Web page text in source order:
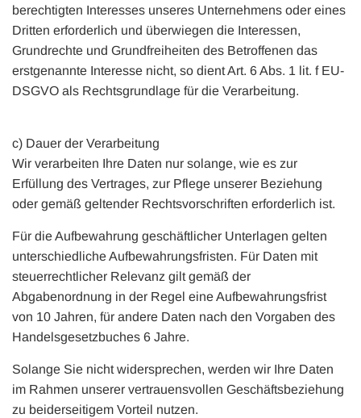
berechtigten Interesses unseres Unternehmens oder eines
Dritten erforderlich und überwiegen die Interessen,
Grundrechte und Grundfreiheiten des Betroffenen das
erstgenannte Interesse nicht, so dient Art. 6 Abs. 1 lit. f EU-
DSGVO als Rechtsgrundlage für die Verarbeitung.
c) Dauer der Verarbeitung
Wir verarbeiten Ihre Daten nur solange, wie es zur
Erfüllung des Vertrages, zur Pflege unserer Beziehung
oder gemäß geltender Rechtsvorschriften erforderlich ist.
Für die Aufbewahrung geschäftlicher Unterlagen gelten
unterschiedliche Aufbewahrungsfristen. Für Daten mit
steuerrechtlicher Relevanz gilt gemäß der
Abgabenordnung in der Regel eine Aufbewahrungsfrist
von 10 Jahren, für andere Daten nach den Vorgaben des
Handelsgesetzbuches 6 Jahre.
Solange Sie nicht widersprechen, werden wir Ihre Daten
im Rahmen unserer vertrauensvollen Geschäftsbeziehung
zu beiderseitigem Vorteil nutzen.